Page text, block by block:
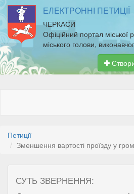
ЕЛЕКТРОННІ ПЕТИЦІЇ
ЧЕРКАСИ
Офіційний портал міської
міського голови,
Петиції
Зменшення вартості проїзду у
СУТЬ ЗВЕРНЕННЯ: